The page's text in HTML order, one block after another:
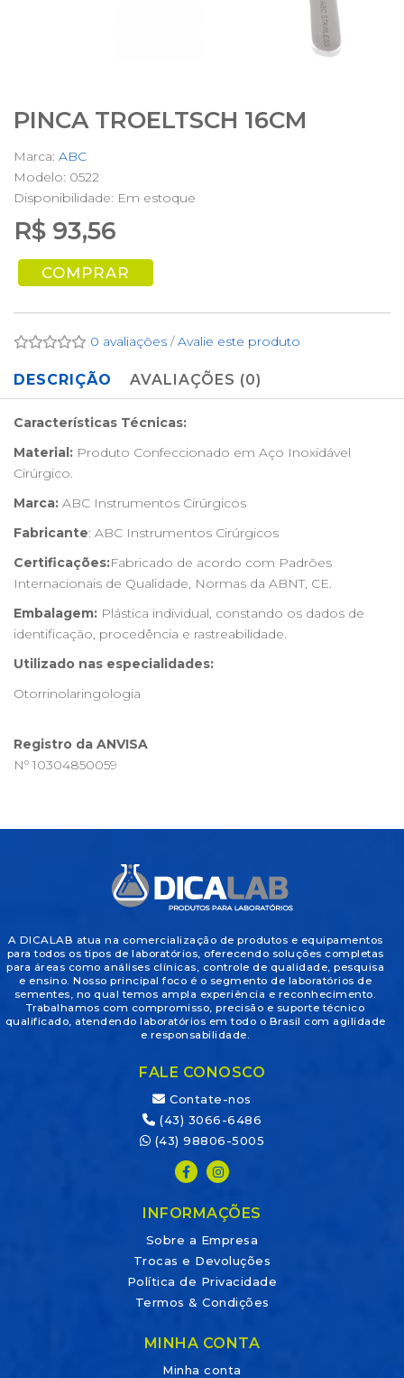
PINCA TROELTSCH 16CM
Marca: ABC
Modelo: 0522
Disponibilidade: Em estoque
R$ 93,56
COMPRAR
0 avaliações /Avalie este produto
DESCRIÇÃO AVALIAÇÕES (0)
Características Técnicas:
Material: Produto Confeccionado em Aço Inoxidável
Cirúrgico.
Marca: ABC Instrumentos Cirúrgicos
Fabricante: ABC Instrumentos Cirúrgicos
Certificações:Fabricado de acordo com Padrões
Internacionais de Qualidade, Normas da ABNT, CE.
Embalagem: Plástica individual, constando os dados de
identificação, procedência e rastreabilidade.
Utilizado nas especialidades:
Otorrinolaringologia
Registro da ANVISA
Nº 10304850059
A DICALAB atua na comercialização de produtos e equipamentos
para todos os tipos de laboratórios, oferecendo soluções completas
para áreas como análises clínicas, controle de qualidade, pesquisa
e ensino. Nosso principal foco é o segmento de laboratórios de
sementes, no qual temos ampla experiência e reconhecimento.
Trabalhamos com compromisso, precisão e suporte técnico
qualificado, atendendo laboratórios em todo o Brasil com agilidade
e responsabilidade.
FALE CONOSCO
Contate-nos
(43) 3066-6486
(43) 98806-5005
INFORMAÇÕES
Sobre a Empresa
Trocas e Devoluções
Política de Privacidade
Termos & Condições
MINHA CONTA
Minha conta